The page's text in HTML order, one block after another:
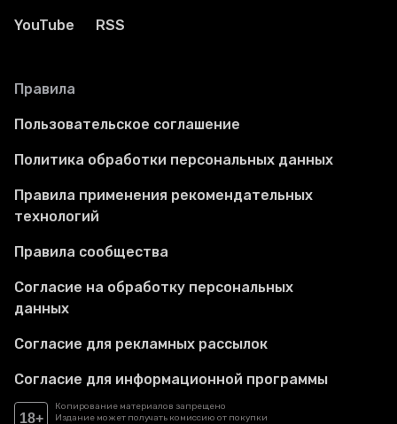
YouTube RSS
Правила
Пользовательское соглашение
Политика обработки персональных данных
Правила применения рекомендательных
технологий
Правила сообщества
Согласие на обработку персональных
данных
Согласие для рекламных рассылок
Согласие для информационной программы
18+
Копирование материалов запрещено
Издание может получать комиссию от покупки